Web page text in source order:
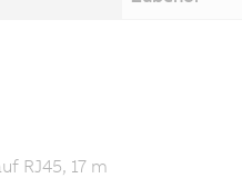
RJ45, 17 m